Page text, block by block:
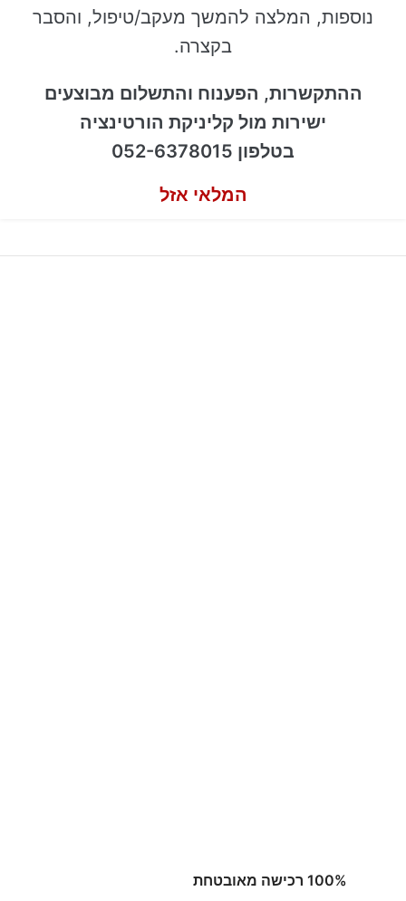
נוספות, המלצה להמשך מעקב/טיפול, והסבר
בקצרה.
ההתקשרות, הפענוח והתשלום מבוצעים
ישירות מול קליניקת הורטינציה
בטלפון 052-6378015
המלאי אזל
100% רכישה מאובטחת